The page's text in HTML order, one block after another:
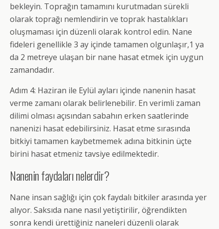
bekleyin. Toprağın tamamını kurutmadan sürekli
olarak toprağı nemlendirin ve toprak hastalıkları
oluşmaması için düzenli olarak kontrol edin. Nane
fideleri genellikle 3 ay içinde tamamen olgunlaşır,1 ya
da 2 metreye ulaşan bir nane hasat etmek için uygun
zamandadır.
Adım 4: Haziran ile Eylül ayları içinde nanenin hasat
verme zamanı olarak belirlenebilir. En verimli zaman
dilimi olması açısından sabahın erken saatlerinde
nanenizi hasat edebilirsiniz. Hasat etme sırasında
bitkiyi tamamen kaybetmemek adına bitkinin üçte
birini hasat etmeniz tavsiye edilmektedir.
Nanenin faydaları nelerdir?
Nane insan sağlığı için çok faydalı bitkiler arasında yer
alıyor. Saksıda nane nasıl yetiştirilir, öğrendikten
sonra kendi ürettiğiniz naneleri düzenli olarak